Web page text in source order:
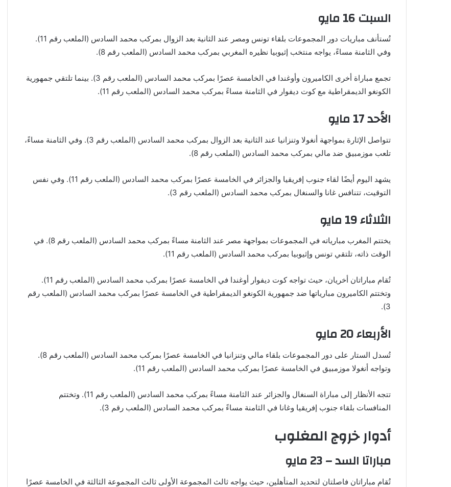
السبت 16 مايو
تُستأنف مباريات دور المجموعات بلقاء تونس ومصر عند الثانية بعد الزوال بمركب محمد السادس (الملعب رقم 11).
وفي الثامنة مساءً، يواجه منتخب إثيوبيا نظيره المغربي بمركب محمد السادس (الملعب رقم 8).
تجمع مباراة أخرى الكاميرون وأوغندا في الخامسة عصرًا بمركب محمد السادس (الملعب رقم 3). بينما تلتقي جمهورية
الكونغو الديمقراطية مع كوت ديفوار في الثامنة مساءً بمركب محمد السادس (الملعب رقم 11).
الأحد 17 مايو
تتواصل الإثارة بمواجهة أنغولا وتنزانيا عند الثانية بعد الزوال بمركب محمد السادس (الملعب رقم 3). وفي الثامنة مساءً،
تلعب موزمبيق ضد مالي بمركب محمد السادس (الملعب رقم 8).
يشهد اليوم أيضًا لقاء جنوب إفريقيا والجزائر في الخامسة عصرًا بمركب محمد السادس (الملعب رقم 11). وفي نفس
التوقيت، تتنافس غانا والسنغال بمركب محمد السادس (الملعب رقم 3).
الثلاثاء 19 مايو
يختتم المغرب مبارياته في المجموعات بمواجهة مصر عند الثامنة مساءً بمركب محمد السادس (الملعب رقم 8). في
الوقت ذاته، تلتقي تونس وإثيوبيا بمركب محمد السادس (الملعب رقم 11).
تُقام مباراتان أخريان، حيث تواجه كوت ديفوار أوغندا في الخامسة عصرًا بمركب محمد السادس (الملعب رقم 11).
وتختتم الكاميرون مبارياتها ضد جمهورية الكونغو الديمقراطية في الخامسة عصرًا بمركب محمد السادس (الملعب رقم
3).
الأربعاء 20 مايو
تُسدل الستار على دور المجموعات بلقاء مالي وتنزانيا في الخامسة عصرًا بمركب محمد السادس (الملعب رقم 8).
وتواجه أنغولا موزمبيق في الخامسة عصرًا بمركب محمد السادس (الملعب رقم 11).
تتجه الأنظار إلى مباراة السنغال والجزائر عند الثامنة مساءً بمركب محمد السادس (الملعب رقم 11). وتختتم
المنافسات بلقاء جنوب إفريقيا وغانا في الثامنة مساءً بمركب محمد السادس (الملعب رقم 3).
أدوار خروج المغلوب
مباراتا السد – 23 مايو
تُقام مباراتان فاصلتان لتحديد المتأهلين، حيث يواجه ثالث المجموعة الأولى ثالث المجموعة الثالثة في الخامسة عصرًا